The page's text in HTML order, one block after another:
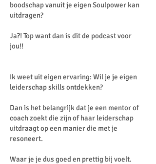
boodschap vanuit je eigen Soulpower kan
uitdragen?
Ja?! Top want dan is dit de podcast voor
jou!!
Ik weet uit eigen ervaring: Wil je je eigen
leiderschap skills ontdekken?
Dan is het belangrijk dat je een mentor of
coach zoekt die zijn of haar leiderschap
uitdraagt op een manier die met je
resoneert.
Waar je je dus goed en prettig bij voelt.